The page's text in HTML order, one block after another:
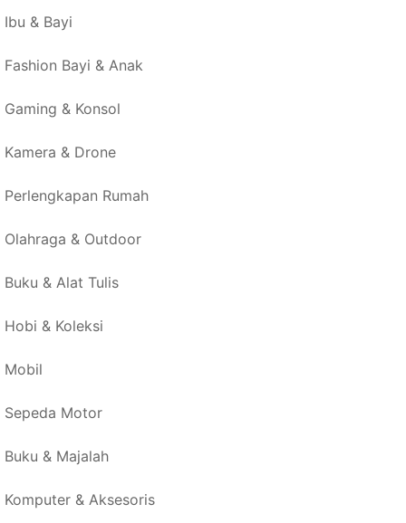
Ibu & Bayi
Fashion Bayi & Anak
Gaming & Konsol
Kamera & Drone
Perlengkapan Rumah
Olahraga & Outdoor
Buku & Alat Tulis
Hobi & Koleksi
Mobil
Sepeda Motor
Buku & Majalah
Komputer & Aksesoris